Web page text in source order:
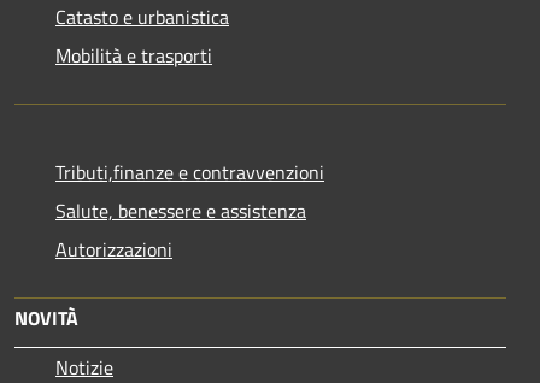
Catasto e urbanistica
Mobilità e trasporti
Tributi,finanze e contravvenzioni
Salute, benessere e assistenza
Autorizzazioni
NOVITÀ
Notizie